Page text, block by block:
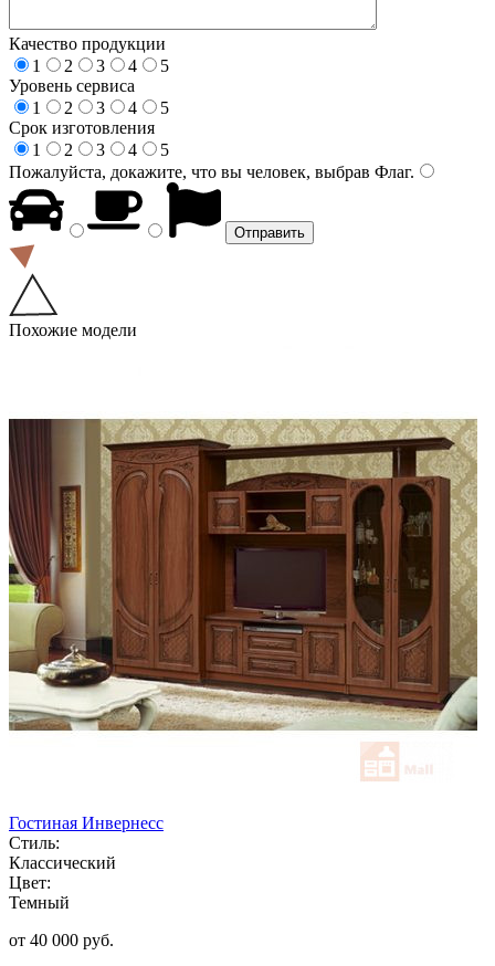
Качество продукции
1
2 3 4
5
Уровень сервиса
1
2 3 4
5
Срок изготовления
1
2 3 4
5
Пожалуйста, докажите, что вы человек, выбрав Флаг.
Похожие модели
Гостиная Инвернесс
Стиль:
Классический
Цвет:
Темный
от 40 000 руб.